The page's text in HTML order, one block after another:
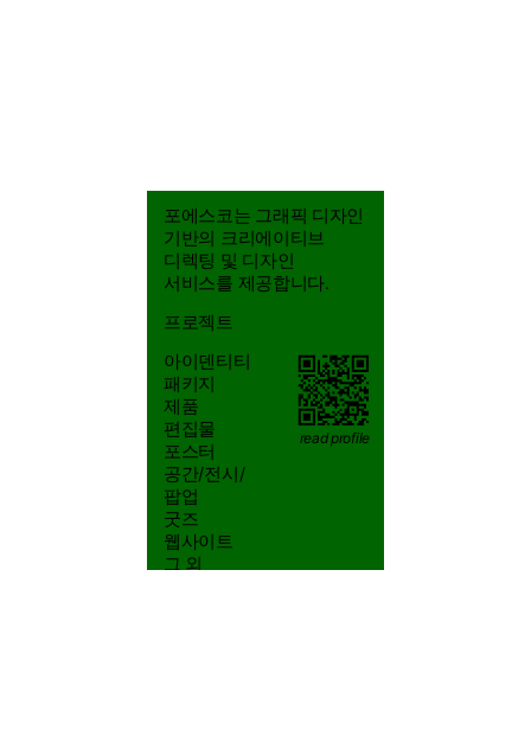
포에스코는 그래픽 디자인
기반의 크리에이티브
디렉팅 및 디자인
서비스를 제공합니다.
프로젝트
아이덴티티
패키지
제품
편집물
포스터
공간/전시/
팝업
굿즈
웹사이트
그 외
read profile
포에스코
조열음
그래픽 디자이너
2026/08/7 12:08:18
yeoleum.kr@gmail.com